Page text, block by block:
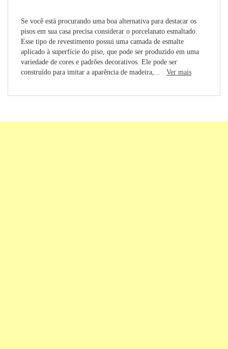
Se você está procurando uma boa alternativa para destacar os
pisos em sua casa precisa considerar o porcelanato esmaltado.
Esse tipo de revestimento possui uma camada de esmalte
aplicado à superfície do piso, que pode ser produzido em uma
variedade de cores e padrões decorativos. Ele pode ser
construído para imitar a aparência de madeira,... Ver mais